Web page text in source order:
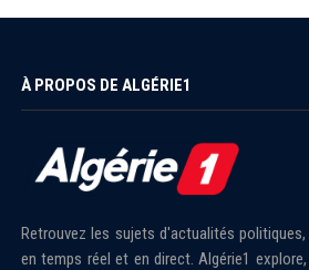
À PROPOS DE ALGÉRIE1
Retrouvez les sujets d'actualités
en temps réel et en direct. Algérie1